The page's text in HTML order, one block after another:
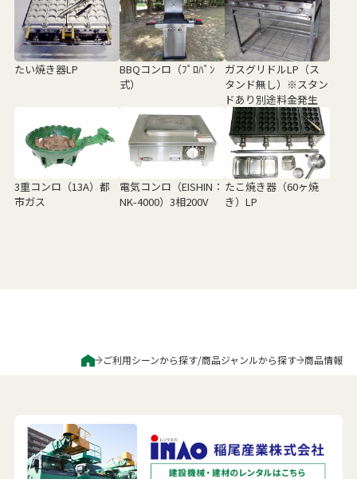
たい焼き器LP
BBQコンロ（ﾌﾟﾛﾊﾟﾝ
式）
ガスグリドルLP（ス
タンド無し）※スタン
ドあり別途料金発生
3重コンロ（13A）都
市ガス
電気コンロ（EISHIN：
NK-4000）3相200V
たこ焼き器（60ヶ焼
き）LP
ご利用シーンから探す/商品ジャンルから探す 商品情報